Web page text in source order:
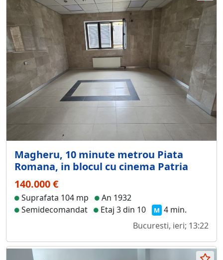
Magheru, 10 minute metrou Piata
Romana, in blocul cu cinema Patria
140.000 €
Suprafata 104 mp
An 1932
Semidecomandat
Etaj 3 din 10 M 4 min.
Bucuresti, ieri; 13:22